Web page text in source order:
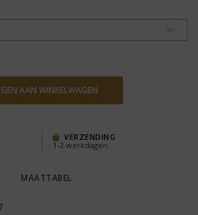
AAN WINKELWAGEN
VERZENDING
1-2 werkdagen
MAATTABEL